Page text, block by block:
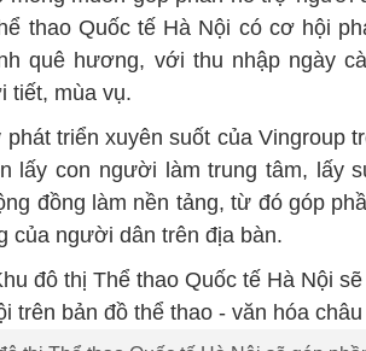
thao Quốc tế Hà Nội có cơ hội
quê hương, với thu nhập ngày
tiết, mùa vụ.
triển xuyên suốt của Vingroup
lấy con người làm trung tâm, lấy
đồng làm nền tảng, từ đó góp
của người dân trên địa bàn.